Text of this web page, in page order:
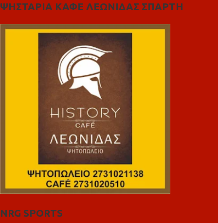
ΨΗΣΤΑΡΙΑ ΚΑΦΕ ΛΕΩΝΙΔΑΣ ΣΠΑΡΤΗ
NRG SPORTS